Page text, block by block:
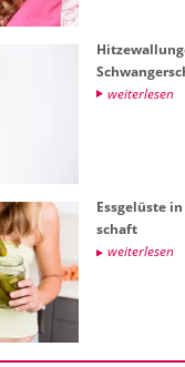
wei­ter­le­sen
Ess­ge­lüs­te
schaft
wei­ter­le­sen